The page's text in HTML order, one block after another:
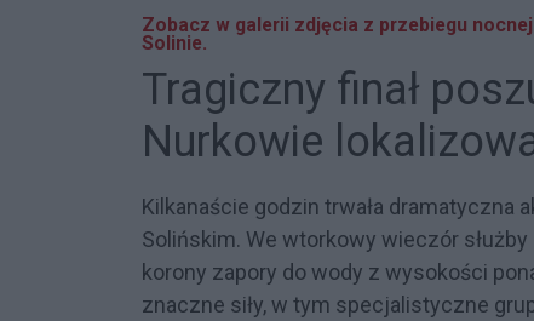
Zobacz w galerii zdjęcia z przebiegu
Solinie.
Tragiczny finał
Nurkowie
Kilkanaście godzin trwała dramatyczna
Solińskim. We wtorkowy wieczór
korony zapory do wody z wysokości
znaczne siły, w tym specjalistyczne